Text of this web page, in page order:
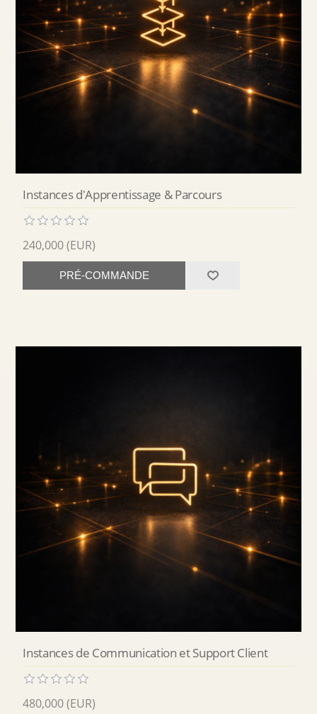
Instances d'Apprentissage & Parcours
240,000 (EUR)
PRÉ-COMMANDE
Instances de Communication et Support Client
480,000 (EUR)